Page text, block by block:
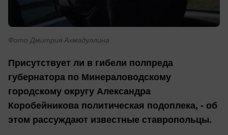
Фото Дмитрия Ахмадуллина
Присутствует ли в гибели полпреда
губернатора по Минераловодскому
городскому округу Александра
Коробейникова политическая подоплека, - об
этом рассуждают известные ставропольцы.